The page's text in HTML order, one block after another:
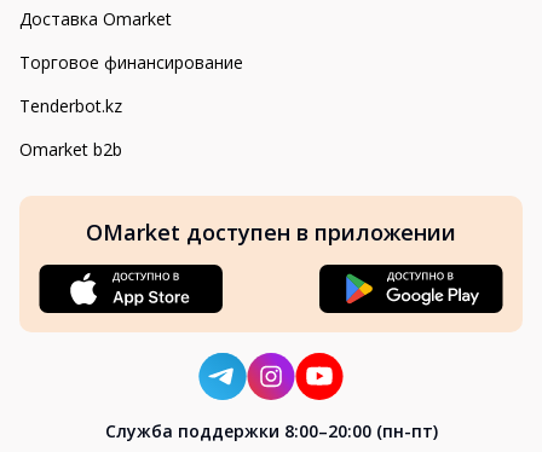
Доставка Omarket
Торговое финансирование
Tenderbot.kz
Omarket b2b
OMarket доступен в приложении
Cлужба поддержки 8:00–20:00 (пн-пт)